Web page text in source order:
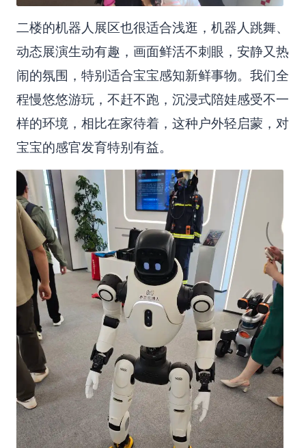
二楼的机器人展区也很适合浅逛，机器人跳舞、
动态展演生动有趣，画面鲜活不刺眼，安静又热
闹的氛围，特别适合宝宝感知新鲜事物。我们全
程慢悠悠游玩，不赶不跑，沉浸式陪娃感受不一
样的环境，相比在家待着，这种户外轻启蒙，对
宝宝的感官发育特别有益。